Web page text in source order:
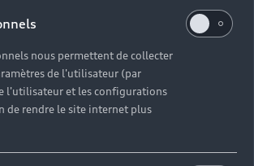
nous permettent de collecter
de l'utilisateur (par
l'utilisateur et les configurations
de rendre le site internet plus
la part de Volkswagen Group France et de ses partenaires**,
y compris des offres personnalisées en fonction de mes